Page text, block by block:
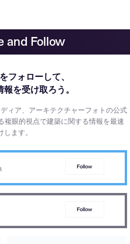
and Follow
フォローして、
を受け取ろう。
ィア、アーキテクチャーフォトの公式
複眼的視点で建築に関する情報を最速
ます。
Follow
Follow